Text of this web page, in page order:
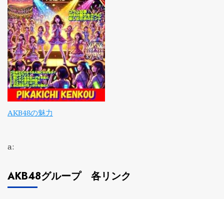
AKB48の魅力
a:
AKB48グループ 各リンク